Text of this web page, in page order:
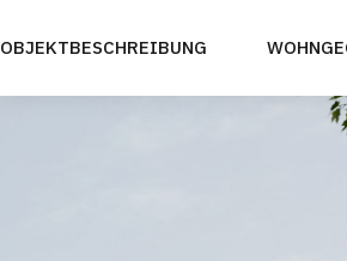
OBJEKTBESCHREIBUNG